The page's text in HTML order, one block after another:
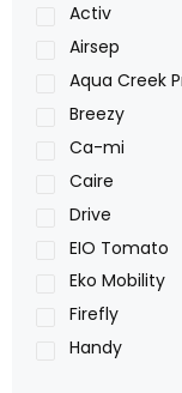
Activ
Airsep
Aqua Creek
Breezy
Ca-mi
Caire
Drive
EIO Tomato
Eko Mobility
Firefly
Handy